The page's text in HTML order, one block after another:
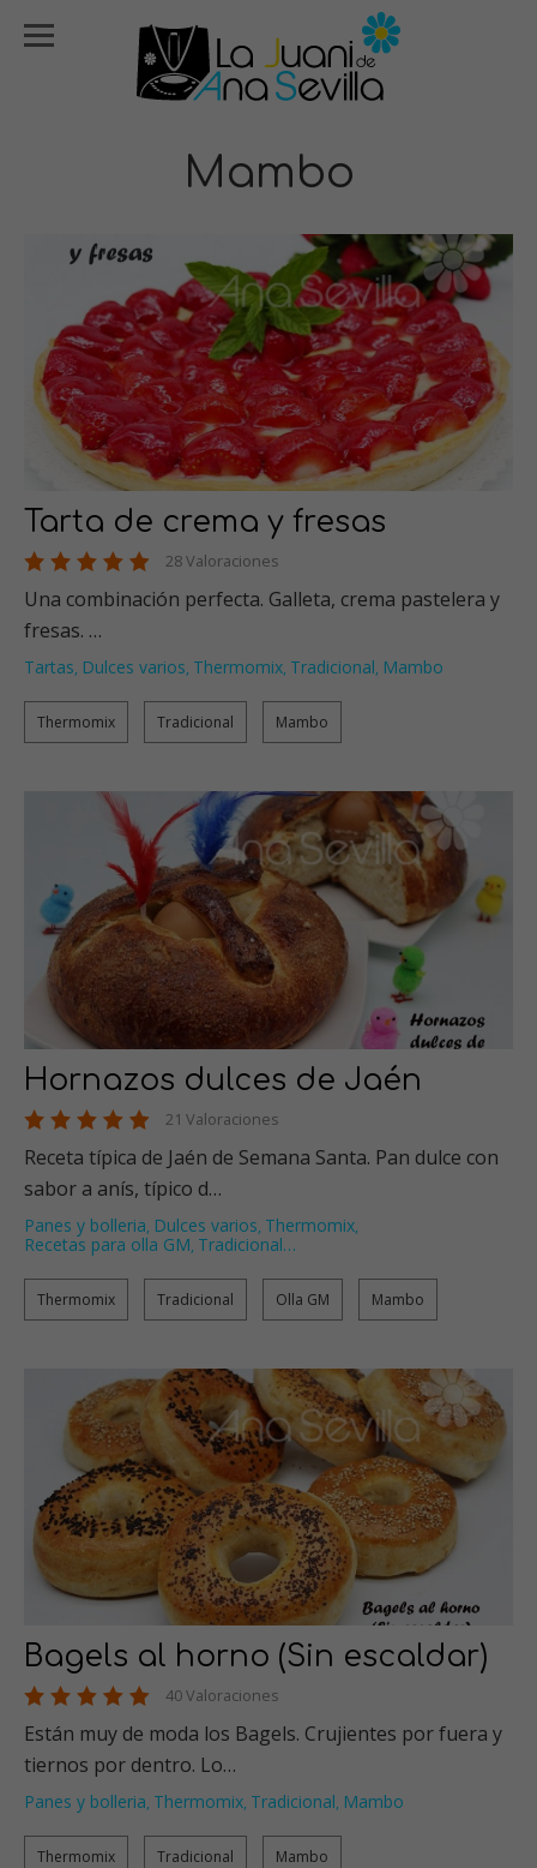
Mambo
Tarta de crema y fresas
28 Valoraciones
Una combinación perfecta. Galleta, crema pastelera y
fresas. …
Tartas, Dulces varios, Thermomix, Tradicional, Mambo
Thermomix Tradicional Mambo
Hornazos dulces de Jaén
21 Valoraciones
Receta típica de Jaén de Semana Santa. Pan dulce con
sabor a anís, típico d…
Panes y bolleria, Dulces varios, Thermomix,
Recetas para olla GM, Tradicional…
Thermomix Tradicional Olla GM Mambo
Bagels al horno (Sin escaldar)
40 Valoraciones
Están muy de moda los Bagels. Crujientes por fuera y
tiernos por dentro. Lo…
Panes y bolleria, Thermomix, Tradicional, Mambo
Thermomix Tradicional Mambo